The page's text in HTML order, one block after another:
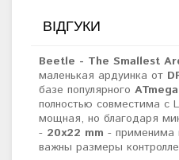
ВІДГУКИ
Beetle - The Smallest
маленькая ардуинка от
базе популярного
полностью совместима с
мощная, но благодаря
- 20х22 mm - применима
важны размеры